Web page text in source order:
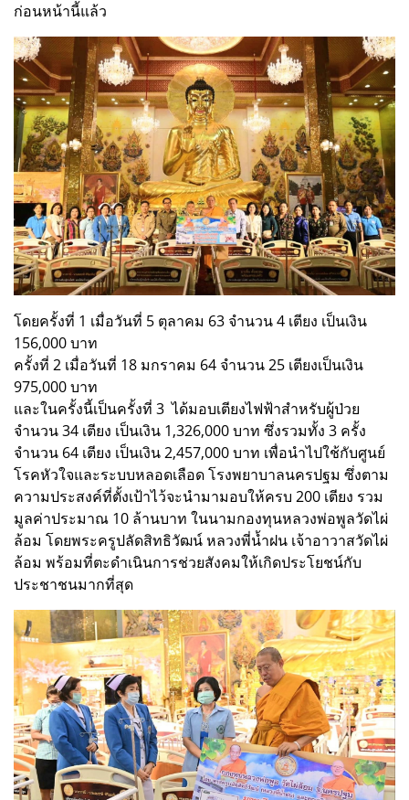
ก่อนหน้านี้แล้ว
โดยครั้งที่ 1 เมื่อวันที่ 5 ตุลาคม 63 จำนวน 4 เตียง เป็นเงิน
156,000 บาท
ครั้งที่ 2 เมื่อวันที่ 18 มกราคม 64 จำนวน 25 เตียงเป็นเงิน
975,000 บาท
และในครั้งนี้เป็นครั้งที่ 3 ได้มอบเตียงไฟฟ้าสำหรับผู้ป่วย
จำนวน 34 เตียง เป็นเงิน 1,326,000 บาท ซึ่งรวมทั้ง 3 ครั้ง
จำนวน 64 เตียง เป็นเงิน 2,457,000 บาท เพื่อนำไปใช้กับศูนย์
โรคหัวใจและระบบหลอดเลือด โรงพยาบาลนครปฐม ซึ่งตาม
ความประสงค์ที่ตั้งเป้าไว้จะนำมามอบให้ครบ 200 เตียง รวม
มูลค่าประมาณ 10 ล้านบาท ในนามกองทุนหลวงพ่อพูลวัดไผ่
ล้อม โดยพระครูปลัดสิทธิวัฒน์ หลวงพี่น้ำฝน เจ้าอาวาสวัดไผ่
ล้อม พร้อมที่ตะดำเนินการช่วยสังคมให้เกิดประโยชน์กับ
ประชาชนมากที่สุด